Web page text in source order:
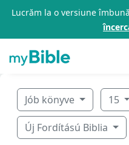
Lucrăm la o versiune
Jób könyve 15
Új Fordítású Biblia